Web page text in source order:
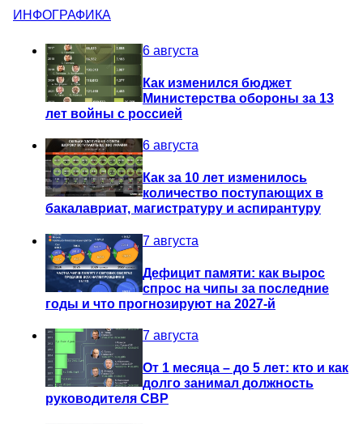
ИНФОГРАФИКА
6 августа
Как изменился бюджет
Министерства обороны за 13
лет войны с россией
6 августа
Как за 10 лет изменилось
количество поступающих в
бакалавриат, магистратуру и аспирантуру
7 августа
Дефицит памяти: как вырос
спрос на чипы за последние
годы и что прогнозируют на 2027-й
7 августа
От 1 месяца – до 5 лет: кто и как
долго занимал должность
руководителя СВР